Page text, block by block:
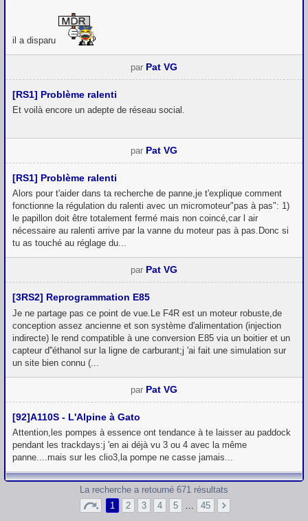
il a disparu
par Pat VG
[RS1] Problème ralenti
Et voilà encore un adepte de réseau social.
par Pat VG
[RS1] Problème ralenti
Alors pour t'aider dans ta recherche de panne,je t'explique comment
fonctionne la régulation du ralenti avec un micromoteur"pas à pas": 1)
le papillon doit être totalement fermé mais non coincé,car l air
nécessaire au ralenti arrive par la vanne du moteur pas à pas.Donc si
tu as touché au réglage du...
par Pat VG
[3RS2] Reprogrammation E85
Je ne partage pas ce point de vue.Le F4R est un moteur robuste,de
conception assez ancienne et son système d'alimentation (injection
indirecte) le rend compatible à une conversion E85 via un boitier et un
capteur d''éthanol sur la ligne de carburant;j 'ai fait une simulation sur
un site bien connu (...
par Pat VG
[92]A110S - L'Alpine à Gato
Attention,les pompes à essence ont tendance à te laisser au paddock
pendant les trackdays:j 'en ai déjà vu 3 ou 4 avec la même
panne....mais sur les clio3,la pompe ne casse jamais...
La recherche a retourné 671 résultats
1
2 3 4 5 45